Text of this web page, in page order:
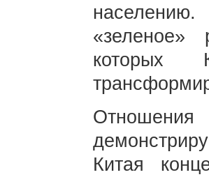
которых
Китая